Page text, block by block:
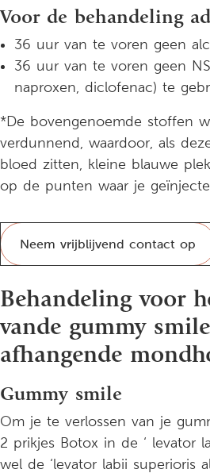
Voor de behandeling
36 uur van te voren geen
36 uur van te voren geen
naproxen, diclofenac) te
*De bovengenoemde stoffen
verdunnend, waardoor, als
bloed zitten, kleine blauwe
op de punten waar je
Neem vrijblijvend contact op
Behandeling voor
vande gummy
afhangende
Gummy smile
Om je te verlossen van je
2 prikjes Botox in de ‘ levator
wel de ‘levator labii superioris